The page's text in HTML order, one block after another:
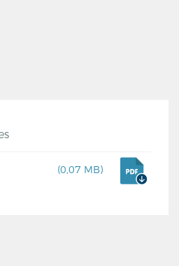
(0,07 MB)